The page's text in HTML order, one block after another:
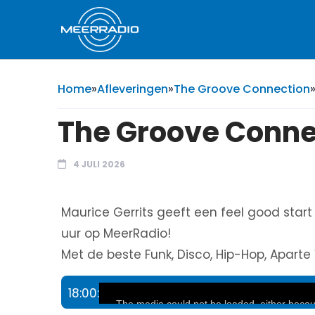
Home»Afleveringen»The Groove Connection»
The Groove
4 JULI 2026
Maurice Gerrits geeft een feel good
uur op MeerRadio!
Met de beste Funk, Disco, Hip-Hop, Aparte
18:00:
The media could not be loaded, either